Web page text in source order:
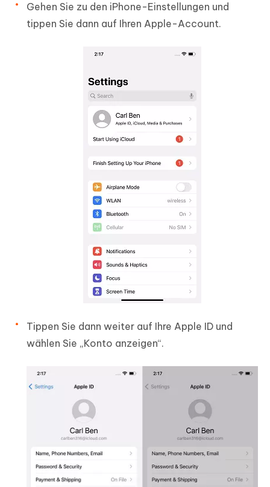
Gehen Sie zu den iPhone-Einstellungen und
tippen Sie dann auf Ihren Apple-Account.
Tippen Sie dann weiter auf Ihre Apple ID und
wählen Sie „Konto anzeigen“.